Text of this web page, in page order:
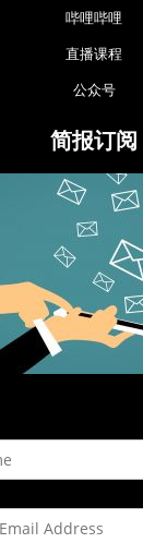
哔哩哔哩
直播课程
公众号
简报订阅